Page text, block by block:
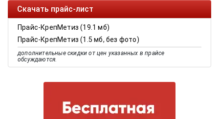
Скачать прайс-лист
Прайс-КрепМетиз (19.1 мб)
Прайс-КрепМетиз (1.5 мб, без фото)
дополнительные скидки от цен указанных в прайсе
обсуждаются.